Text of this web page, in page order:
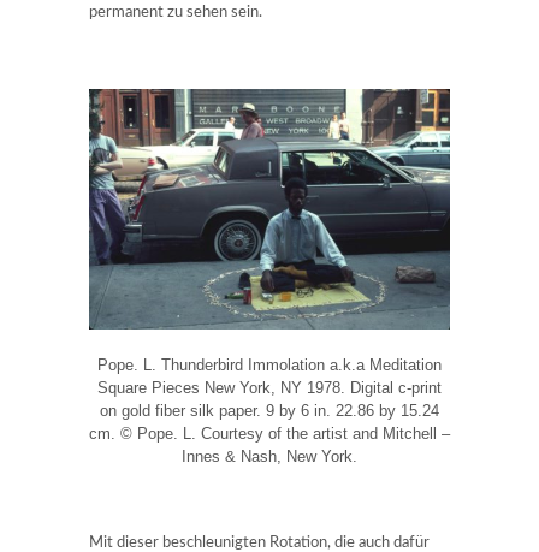
permanent zu sehen sein.
Pope. L. Thunderbird Immolation a.k.a Meditation
Square Pieces New York, NY 1978. Digital c-print
on gold fiber silk paper. 9 by 6 in. 22.86 by 15.24
cm. © Pope. L. Courtesy of the artist and Mitchell –
Innes & Nash, New York.
Mit dieser beschleunigten Rotation, die auch dafür